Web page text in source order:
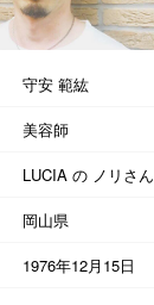
守安 範紘
美容師
LUCIA の ノリさん
岡山県
1976年12月15日